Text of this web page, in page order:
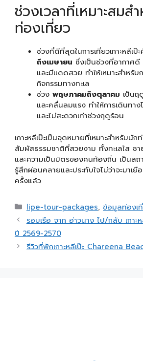
ช่วงเวลาที่เหมาะสมส
ท่องเที่ยว
ช่วงที่ดีที่สุดในการเที่ยวเกาะหลีเป๊
ถึงเมษายน ซึ่งเป็นช่วงที่อากาศดี
และมีแดดสวย ทำให้เหมาะสำหรับ
กิจกรรมทางทะเล
ช่วง พฤษภาคมถึงตุลาคม เป็น
และคลื่นลมแรง ทำให้การเดินทาง
และไม่สะดวกเท่าช่วงฤดูร้อน
เกาะหลีเป๊ะเป็นจุดหมายที่เหมาะสำหรับนั
สัมผัสธรรมชาติที่สวยงาม ทั้งทะเลใส ช
และความเป็นมิตรของคนท้องถิ่น เป็นสถ
รู้สึกผ่อนคลายและประทับใจไม่ว่าจะมาเ
ครั้งแล้ว
lipe-tour-packages, ข้อมูลท่องเที่
รอบเรือ จาก อ่าวนาง ไป/กลับ เกาะ
ปี 2569-2570
รีวิวที่พักเกาะหลีเป๊ะ Chareena